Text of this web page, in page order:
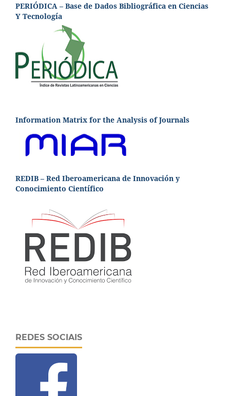
PERIÓDICA – Base de Dados Bibliográfica en Ciencias
Y Tecnología
Information Matrix for the Analysis of Journals
REDIB – Red Iberoamericana de Innovación y
Conocimiento Científico
REDES SOCIAIS